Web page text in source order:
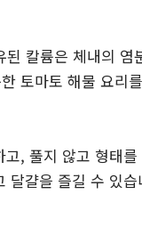
칼륨은 체내의 염
토마토 해물 요리
, 풀지 않고 형태
달걀을 즐길 수 있습